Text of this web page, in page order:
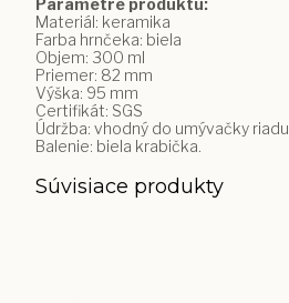
Parametre produktu:
Materiál: keramika
Farba hrnčeka: biela
Objem: 300 ml
Priemer: 82 mm
Výška: 95 mm
Certifikát: SGS
Údržba: vhodný do umývačky riadu
Balenie: biela krabička.
Súvisiace produkty